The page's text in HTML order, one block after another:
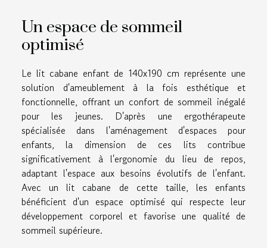
Un espace de sommeil
optimisé
Le lit cabane enfant de 140x190 cm représente une
solution d'ameublement à la fois esthétique et
fonctionnelle, offrant un confort de sommeil inégalé
pour les jeunes. D'après une ergothérapeute
spécialisée dans l'aménagement d'espaces pour
enfants, la dimension de ces lits contribue
significativement à l'ergonomie du lieu de repos,
adaptant l'espace aux besoins évolutifs de l'enfant.
Avec un lit cabane de cette taille, les enfants
bénéficient d'un espace optimisé qui respecte leur
développement corporel et favorise une qualité de
sommeil supérieure.